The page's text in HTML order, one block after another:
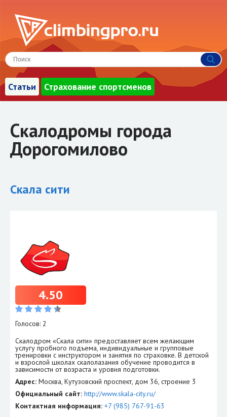
Статьи Страхование спортсменов
Скалодромы города
Дорогомилово
Скала сити
4.50
Голосов: 2
Скалодром «Скала сити» предоставляет всем желающим
услугу пробного подъема, индивидуальные и групповые
тренировки с инструктором и занятия по страховке. В детской
и взрослой школах скалолазания обучение проводится в
зависимости от возраста и уровня подготовки.
Адрес: Москва, Кутузовский проспект, дом 36, строение 3
Официальный сайт: http://www.skala-city.ru/
Контактная информация: +7 (985) 767-91-63